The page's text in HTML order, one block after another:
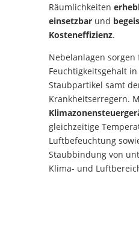
Räumlichkeiten
einsetzbarund
Kosteneffizienz.
Nebelanlagen
Feuchtigkeitsgehalt
Staubpartikel samt
Krankheitserregern.
gleichzeitige
Luftbefeuchtung
Staubbindung von
Klima- und